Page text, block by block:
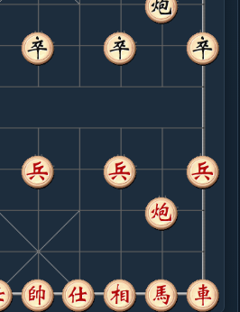
红+6
红+7
黑+2
兵三进一
黑+3
红+2
黑+5
红+0
红+0
黑+2
黑+1